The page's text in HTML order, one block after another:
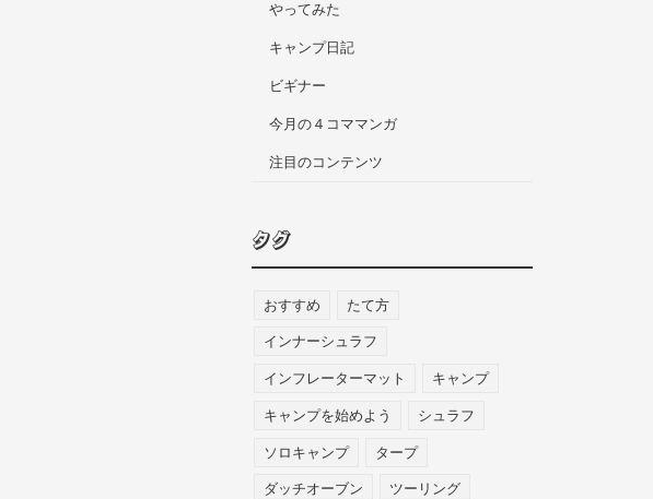
やってみた
キャンプ日記
ビギナー
今月の４コママンガ
注目のコンテンツ
タグ
おすすめ たて方
インナーシュラフ
インフレーターマット キャンプ
キャンプを始めよう シュラフ
ソロキャンプ タープ
ダッチオーブン ツーリング